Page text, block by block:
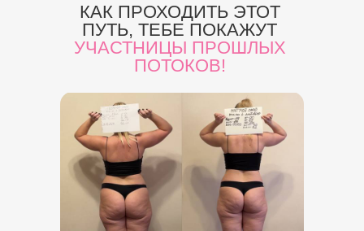
КАК ПРОХОДИТЬ ЭТОТ
ПУТЬ, ТЕБЕ ПОКАЖУТ
УЧАСТНИЦЫ ПРОШЛЫХ
ПОТОКОВ!